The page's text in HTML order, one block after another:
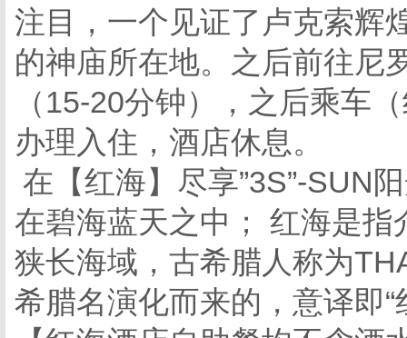
注目，一个见证了卢克索辉
的神庙所在地。之后前往尼
（15-20分钟），之后乘车
办理入住，酒店休息。
在【红海】尽享”3S”-SUN
在碧海蓝天之中； 红海是
狭长海域，古希腊人称为
希腊名演化而来的，意译即